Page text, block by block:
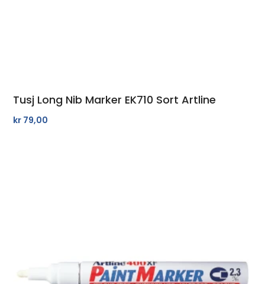
Tusj Long Nib Marker EK710 Sort Artline
kr 79,00